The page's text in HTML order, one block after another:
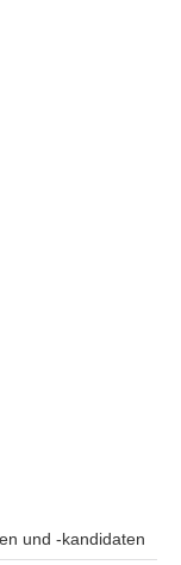
und -kandidaten